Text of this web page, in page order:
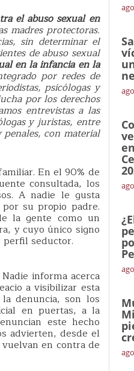
el abuso sexual en
madres protectoras.
sin determinar el
de abuso sexual
en la infancia en la
por redes de
psicólogas y
por los derechos
entrevistas a las
y juristas, entre
con material
En el 90% de
consultada, los
A nadie le gusta
su propio padre.
la gente como un
y cuyo único signo
perfil seductor.
informa acerca
a visibilizar esta
denuncia, son los
en puertas, a la
este hecho
advierten, desde el
en contra de